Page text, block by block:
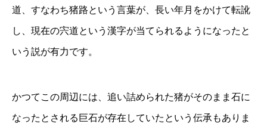
道、すなわち猪路という言葉が、長い年月をかけて転訛
し、現在の宍道という漢字が当てられるようになったと
いう説が有力です。
かつてこの周辺には、追い詰められた猪がそのまま石に
なったとされる巨石が存在していたという伝承もありま